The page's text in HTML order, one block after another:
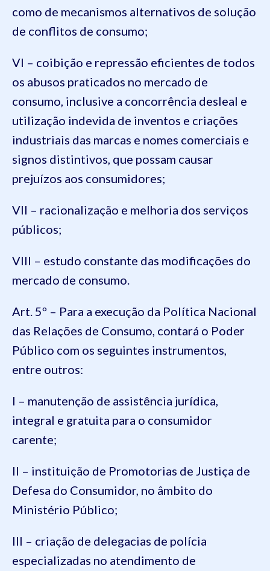
como de mecanismos alternativos de solução
de conflitos de consumo;
VI – coibição e repressão eficientes de todos
os abusos praticados no mercado de
consumo, inclusive a concorrência desleal e
utilização indevida de inventos e criações
industriais das marcas e nomes comerciais e
signos distintivos, que possam causar
prejuízos aos consumidores;
VII – racionalização e melhoria dos serviços
públicos;
VIII – estudo constante das modificações do
mercado de consumo.
Art. 5º – Para a execução da Política Nacional
das Relações de Consumo, contará o Poder
Público com os seguintes instrumentos,
entre outros:
I – manutenção de assistência jurídica,
integral e gratuita para o consumidor
carente;
II – instituição de Promotorias de Justiça de
Defesa do Consumidor, no âmbito do
Ministério Público;
III – criação de delegacias de polícia
especializadas no atendimento de